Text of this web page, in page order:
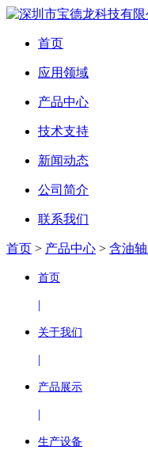
首页
应用领域
产品中心
技术支持
新闻动态
公司简介
联系我们
首页 > 产品中心 > 含油
首页
|
关于我们
|
产品展示
|
生产设备